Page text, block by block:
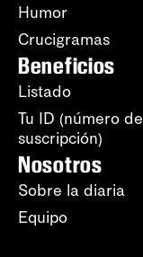
Humor
Crucigramas
Beneficios
Listado
Tu ID (número de
suscripción)
Nosotros
Sobre la diaria
Equipo